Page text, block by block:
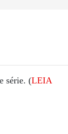
série. (LEIA